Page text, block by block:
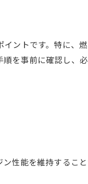
ク
ントです。特に、
を事前に確認し、
性能を維持すること